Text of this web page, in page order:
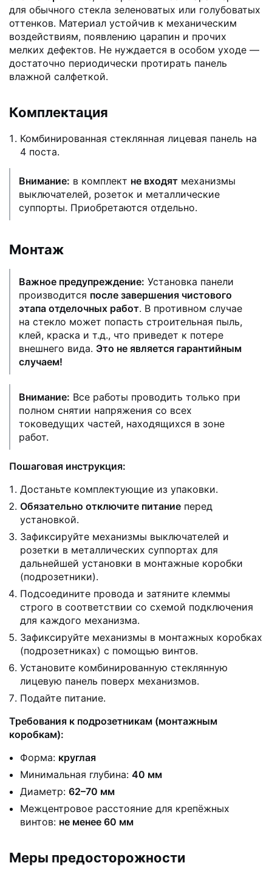
для обычного стекла зеленоватых или голубоватых
оттенков. Материал устойчив к механическим
воздействиям, появлению царапин и прочих
мелких дефектов. Не нуждается в особом уходе —
достаточно периодически протирать панель
влажной салфеткой.
Комплектация
Комбинированная стеклянная лицевая панель на
4 поста.
Внимание: в комплект не входят механизмы
выключателей, розеток и металлические
суппорты. Приобретаются отдельно.
Монтаж
Важное предупреждение: Установка панели
производится после завершения чистового
этапа отделочных работ. В противном случае
на стекло может попасть строительная пыль,
клей, краска и т.д., что приведет к потере
внешнего вида. Это не является гарантийным
случаем!
Внимание: Все работы проводить только при
полном снятии напряжения со всех
токоведущих частей, находящихся в зоне
работ.
Пошаговая инструкция:
Достаньте комплектующие из упаковки.
Обязательно отключите питание перед
установкой.
Зафиксируйте механизмы выключателей и
розетки в металлических суппортах для
дальнейшей установки в монтажные коробки
(подрозетники).
Подсоедините провода и затяните клеммы
строго в соответствии со схемой подключения
для каждого механизма.
Зафиксируйте механизмы в монтажных коробках
(подрозетниках) с помощью винтов.
Установите комбинированную стеклянную
лицевую панель поверх механизмов.
Подайте питание.
Требования к подрозетникам (монтажным
коробкам):
Форма: круглая
Минимальная глубина: 40 мм
Диаметр: 62–70 мм
Межцентровое расстояние для крепёжных
винтов: не менее 60 мм
Меры предосторожности